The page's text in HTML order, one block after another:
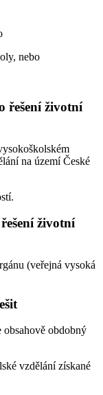
nebo
řešení životní
na území České
životní
(veřejná vysoká
obsahově obdobný
vzdělání získané